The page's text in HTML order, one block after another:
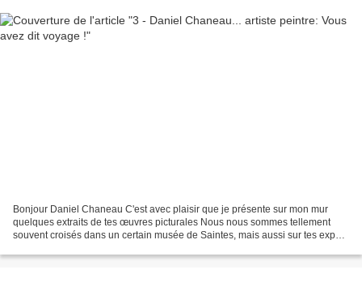
Bonjour Daniel Chaneau C'est avec plaisir que je présente sur mon mur
quelques extraits de tes œuvres picturales Nous nous sommes tellement
souvent croisés dans un certain musée de Saintes, mais aussi sur tes expos